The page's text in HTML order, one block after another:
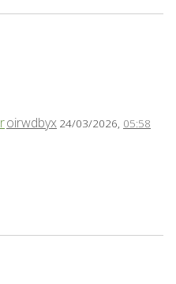
oirwdbyx 24/03/2026, 05:58